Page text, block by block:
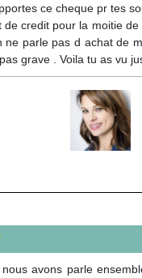
ce cheque pr tes
de credit pour la moitie
ne parle pas d achat de
grave . Voila tu as vu
avons parle